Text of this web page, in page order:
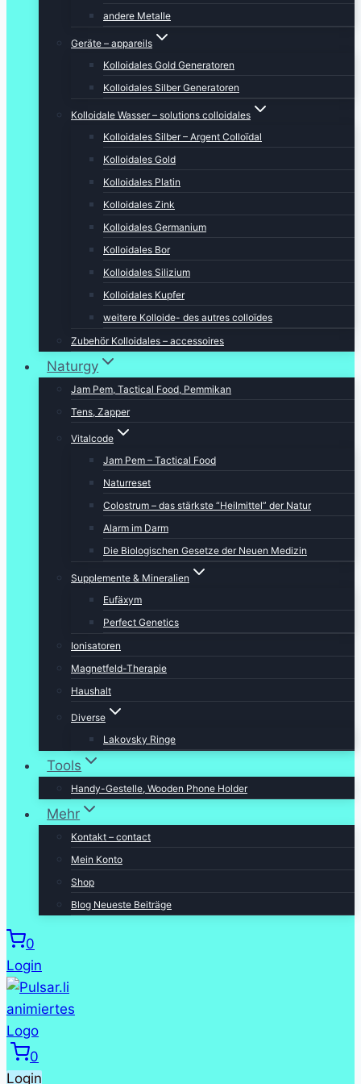
andere Metalle
Geräte – appareils
Kolloidales Gold Generatoren
Kolloidales Silber Generatoren
Kolloidale Wasser – solutions colloidales
Kolloidales Silber – Argent Colloïdal
Kolloidales Gold
Kolloidales Platin
Kolloidales Zink
Kolloidales Germanium
Kolloidales Bor
Kolloidales Silizium
Kolloidales Kupfer
weitere Kolloide- des autres colloïdes
Zubehör Kolloidales – accessoires
Naturgy
Jam Pem, Tactical Food, Pemmikan
Tens, Zapper
Vitalcode
Jam Pem – Tactical Food
Naturreset
Colostrum – das stärkste “Heilmittel” der Natur
Alarm im Darm
Die Biologischen Gesetze der Neuen Medizin
Supplemente & Mineralien
Eufäxym
Perfect Genetics
Ionisatoren
Magnetfeld-Therapie
Haushalt
Diverse
Lakovsky Ringe
Tools
Handy-Gestelle, Wooden Phone Holder
Mehr
Kontakt – contact
Mein Konto
Shop
Blog Neueste Beiträge
0
Login
0
Login